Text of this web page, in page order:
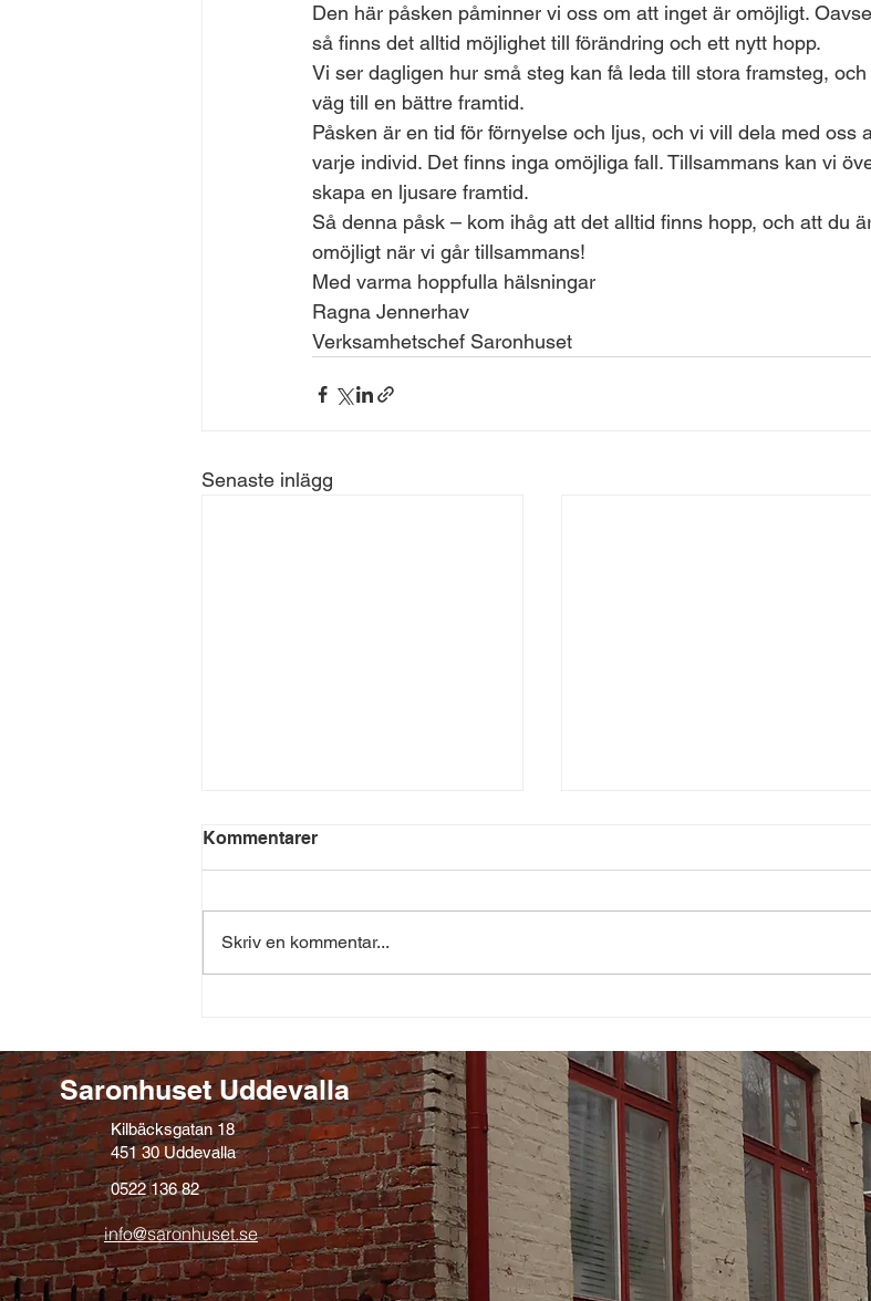
Den här påsken påminner vi oss om att inget är omöjligt.
så finns det alltid möjlighet till förändring och ett nytt hopp.
Vi ser dagligen hur små steg kan få leda till stora framsteg,
väg till en bättre framtid.
Påsken är en tid för förnyelse och ljus, och vi vill dela med oss
varje individ. Det finns inga omöjliga fall. Tillsammans kan vi
skapa en ljusare framtid.
Så denna påsk – kom ihåg att det alltid finns hopp, och att du
omöjligt när vi går tillsammans!
Med varma hoppfulla hälsningar
Ragna Jennerhav
Verksamhetschef Saronhuset
Senaste inlägg
Kommentarer
Skriv en kommentar...
Saronhuset Uddevalla
Kilbäcksgatan 18
451 30 Uddevalla
0522 136 82
info@saronhuset.se